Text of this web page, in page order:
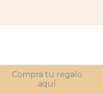
Compra tu regalo
aquí